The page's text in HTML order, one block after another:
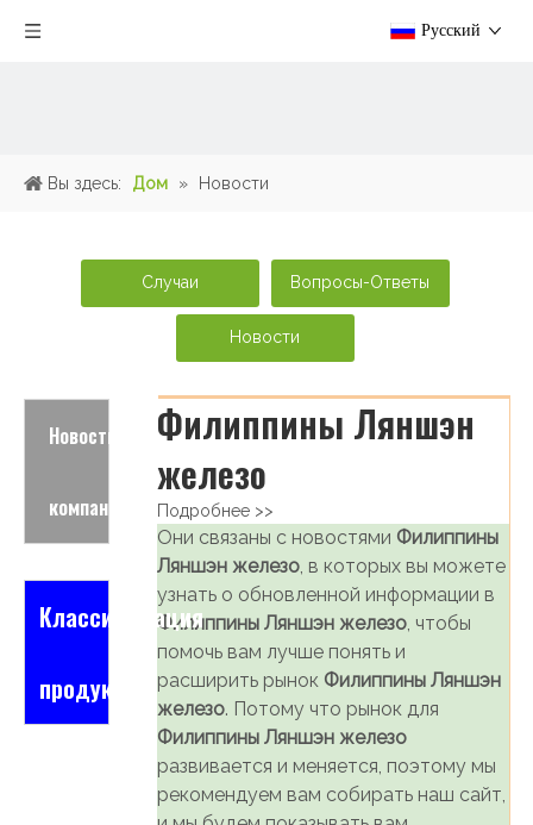
Pусский
Вы здесь: Дом » Новости
Случаи Вопросы-Ответы
Новости
Новости
компаний
Классификация
продукта
Филиппины Ляншэн
железо
Подробнее >>
Они связаны с новостями Филиппины
Ляншэн железо, в которых вы можете
узнать о обновленной информации в
Филиппины Ляншэн железо, чтобы
помочь вам лучше понять и
расширить рынок Филиппины Ляншэн
железо. Потому что рынок для
Филиппины Ляншэн железо
развивается и меняется, поэтому мы
рекомендуем вам собирать наш сайт,